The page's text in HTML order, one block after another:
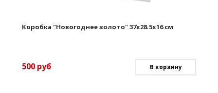
Коробка "Новогоднее золото" 37х28.5х16 см
500 руб В корзину